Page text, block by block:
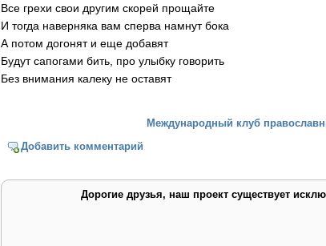
Все грехи свои другим скорей прощайте
И тогда наверняка вам сперва намнут бока
А потом догонят и еще добавят
Будут сапогами бить, про улыбку говорить
Без внимания калеку не оставят
Международный клуб
Добавить комментарий
Дорогие друзья, наш проект существует